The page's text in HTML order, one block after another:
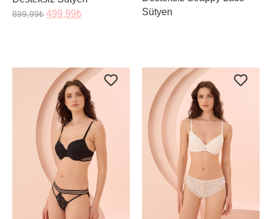
899,99₺ 499,99₺
Sütyen
ÜRÜNÜ İNCELE ÜRÜNÜ İNCELE